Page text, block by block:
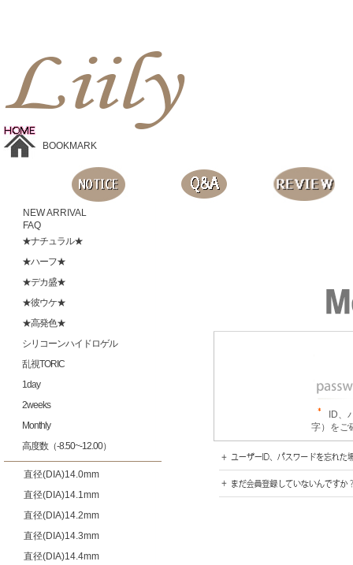
BOOKMARK
NEW ARRIVAL
FAQ
★ナチュラル★
★ハーフ★
★デカ盛★
★彼ウケ★
★高発色★
シリコーンハイドロゲル
乱視TORIC
1day
2weeks
Monthly
高度数（-8.50~-12.00）
直径(DIA)14.0mm
直径(DIA)14.1mm
直径(DIA)14.2mm
直径(DIA)14.3mm
直径(DIA)14.4mm
ID、
字）をご